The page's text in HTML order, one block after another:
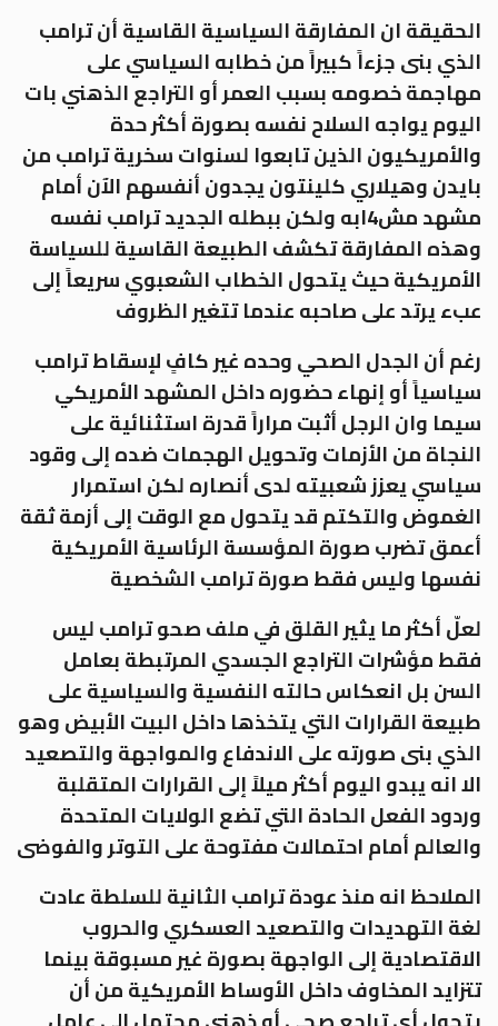
الحقيقة ان المفارقة السياسية القاسية أن ترامب
الذي بنى جزءاً كبيراً من خطابه السياسي على
مهاجمة خصومه بسبب العمر أو التراجع الذهني بات
اليوم يواجه السلاح نفسه بصورة أكثر حدة
والأمريكيون الذين تابعوا لسنوات سخرية ترامب من
بايدن وهيلاري كلينتون يجدون أنفسهم الآن أمام
مشهد مش4ابه ولكن ببطله الجديد ترامب نفسه
وهذه المفارقة تكشف الطبيعة القاسية للسياسة
الأمريكية حيث يتحول الخطاب الشعبوي سريعاً إلى
عبء يرتد على صاحبه عندما تتغير الظروف
رغم أن الجدل الصحي وحده غير كافٍ لإسقاط ترامب
سياسياً أو إنهاء حضوره داخل المشهد الأمريكي
سيما وان الرجل أثبت مراراً قدرة استثنائية على
النجاة من الأزمات وتحويل الهجمات ضده إلى وقود
سياسي يعزز شعبيته لدى أنصاره لكن استمرار
الغموض والتكتم قد يتحول مع الوقت إلى أزمة ثقة
أعمق تضرب صورة المؤسسة الرئاسية الأمريكية
نفسها وليس فقط صورة ترامب الشخصية
لعلّ أكثر ما يثير القلق في ملف صحو ترامب ليس
فقط مؤشرات التراجع الجسدي المرتبطة بعامل
السن بل انعكاس حالته النفسية والسياسية على
طبيعة القرارات التي يتخذها داخل البيت الأبيض وهو
الذي بنى صورته على الاندفاع والمواجهة والتصعيد
الا انه يبدو اليوم أكثر ميلاً إلى القرارات المتقلبة
وردود الفعل الحادة التي تضع الولايات المتحدة
والعالم أمام احتمالات مفتوحة على التوتر والفوضى
الملاحظ انه منذ عودة ترامب الثانية للسلطة عادت
لغة التهديدات والتصعيد العسكري والحروب
الاقتصادية إلى الواجهة بصورة غير مسبوقة بينما
تتزايد المخاوف داخل الأوساط الأمريكية من أن